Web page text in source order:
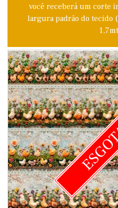
você receberá um corte
largura padrão do tecido